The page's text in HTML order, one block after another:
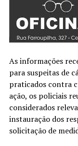
As informações
para suspeitas de
praticados contra
ação, os policiais
considerados
instauração dos
solicitação de